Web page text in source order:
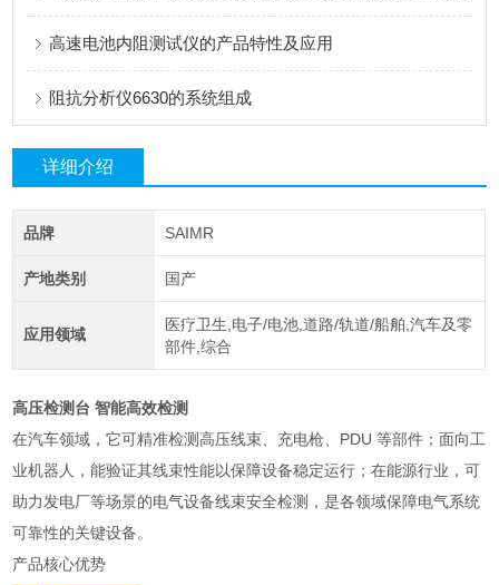
高速电池内阻测试仪的产品特性及应用
阻抗分析仪6630的系统组成
详细介绍
品牌 SAIMR
产地类别 国产
应用领域
医疗卫生,电子/电池,道路/轨道/船舶,汽车及零
部件,综合
高压检测台 智能高效检测
在汽车领域，它可精准检测高压线束、充电枪、PDU 等部件；面向工
业机器人，能验证其线束性能以保障设备稳定运行；在能源行业，可
助力发电厂等场景的电气设备线束安全检测，是各领域保障电气系统
可靠性的关键设备。
产品核心优势